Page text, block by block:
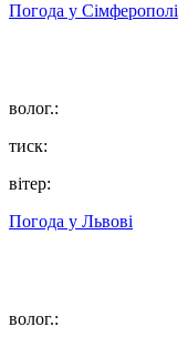
Погода у Сімферополі
волог.:
тиск:
вітер:
Погода у Львові
волог.: